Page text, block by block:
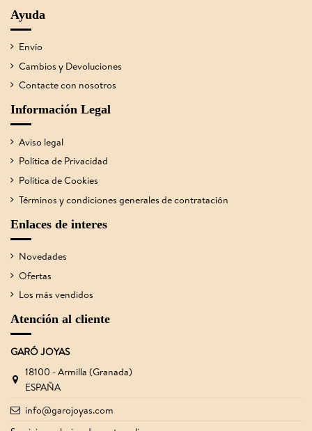
Ayuda
Envío
Cambios y Devoluciones
Contacte con nosotros
Información Legal
Aviso legal
Política de Privacidad
Política de Cookies
Términos y condiciones generales de contratación
Enlaces de interes
Novedades
Ofertas
Los más vendidos
Atención al cliente
GARÓ JOYAS
18100 - Armilla (Granada)
ESPAÑA
info@garojoyas.com